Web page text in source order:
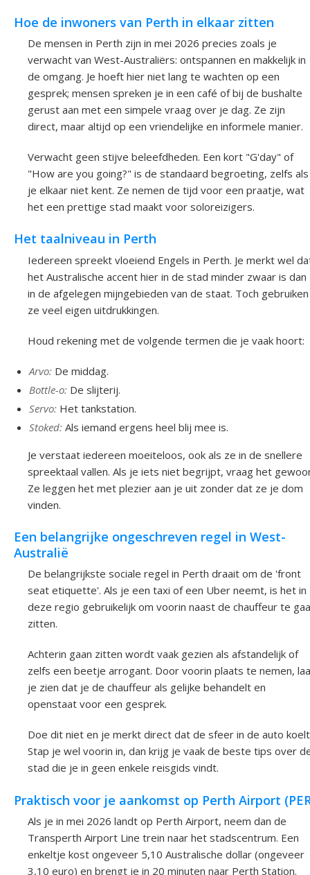
Hoe de inwoners van Perth in elkaar zitten
De mensen in Perth zijn in mei 2026 precies zoals je
verwacht van West-Australiërs: ontspannen en makkelijk in
de omgang. Je hoeft hier niet lang te wachten op een
gesprek; mensen spreken je in een café of bij de bushalte
gerust aan met een simpele vraag over je dag. Ze zijn
direct, maar altijd op een vriendelijke en informele manier.
Verwacht geen stijve beleefdheden. Een kort "G'day" of
"How are you going?" is de standaard begroeting, zelfs als
je elkaar niet kent. Ze nemen de tijd voor een praatje, wat
het een prettige stad maakt voor soloreizigers.
Het taalniveau in Perth
Iedereen spreekt vloeiend Engels in Perth. Je merkt wel
het Australische accent hier in de stad minder zwaar is dan
in de afgelegen mijngebieden van de staat. Toch gebruiken
ze veel eigen uitdrukkingen.
Houd rekening met de volgende termen die je vaak hoort:
Arvo: De middag.
Bottle-o: De slijterij.
Servo: Het tankstation.
Stoked: Als iemand ergens heel blij mee is.
Je verstaat iedereen moeiteloos, ook als ze in de snellere
spreektaal vallen. Als je iets niet begrijpt, vraag het
Ze leggen het met plezier aan je uit zonder dat ze je dom
vinden.
Een belangrijke ongeschreven regel in West-
Australië
De belangrijkste sociale regel in Perth draait om de 'front
seat etiquette'. Als je een taxi of een Uber neemt, is het in
deze regio gebruikelijk om voorin naast de chauffeur te
zitten.
Achterin gaan zitten wordt vaak gezien als afstandelijk of
zelfs een beetje arrogant. Door voorin plaats te nemen,
je zien dat je de chauffeur als gelijke behandelt en
openstaat voor een gesprek.
Doe dit niet en je merkt direct dat de sfeer in de auto
Stap je wel voorin in, dan krijg je vaak de beste tips over
stad die je in geen enkele reisgids vindt.
Praktisch voor je aankomst op Perth Airport
Als je in mei 2026 landt op Perth Airport, neem dan de
Transperth Airport Line trein naar het stadscentrum. Een
enkeltje kost ongeveer 5,10 Australische dollar (ongeveer
3,10 euro) en brengt je in 20 minuten naar Perth Station.